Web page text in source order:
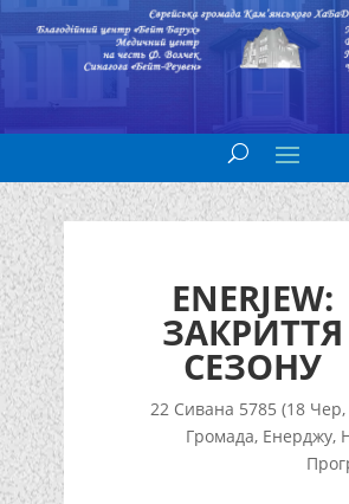
ENERJEW:
ЗАКРИТТЯ
СЕЗОНУ
22 Сивана 5785 (18 Чер,
Громада, Енерджу,